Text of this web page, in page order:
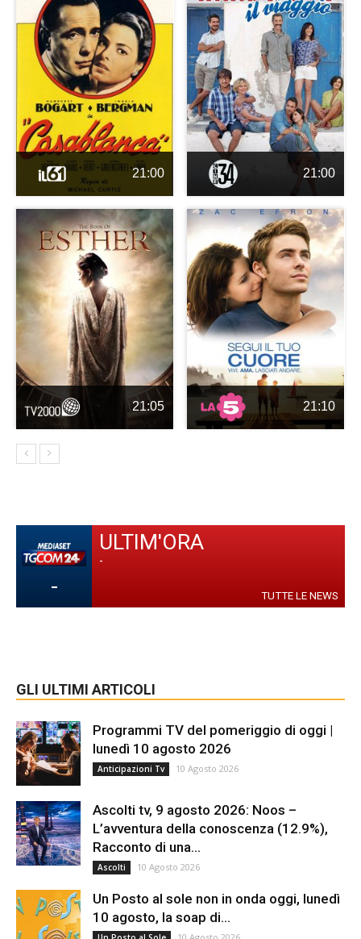
21:00 21:00
21:05 21:10
-
ULTIM'ORA
-
TUTTE LE NEWS
GLI ULTIMI ARTICOLI
Programmi TV del pomeriggio di oggi |
lunedì 10 agosto 2026
Anticipazioni Tv 10 Agosto 2026
Ascolti tv, 9 agosto 2026: Noos –
L’avventura della conoscenza (12.9%),
Racconto di una...
Ascolti 10 Agosto 2026
Un Posto al sole non in onda oggi, lunedì
10 agosto, la soap di...